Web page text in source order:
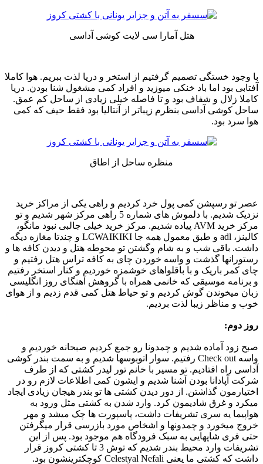
هتل آمارا سی لایت کوشی آداسی
با وجود خستگی تصمیم گرفتیم از استخر و دریا لذت ببریم. هوا کاملا
آفتابی بود اما باد خنکی میوزید و افراد کمی مشغول شنا بودن. دریا
کاملا زلال و شفاف بود و تا فاصله خیلی زیادی از ساحل کم عمق.
ساحل کوشی آداسی بنظرم زیباتر از آنتالیا بود فقط حیف که کمی
هوا سرد بود.
منظره ساحل از اطاق
عصر تو رسپشن کمی پول خرد کردیم و راهی یکی از مراکز خرید
نزدیک شدیم. با دلموش های شماره 5 راهی مرکز شهر شدیم و تو
مرکز خرید AVM پیاده شدیم. مرکز خرید خیلی جالبی نبود مانگو،
کالینز، adl و طبق معمول همه جا LCWAIKIKI و چندتا مغازه دیگه
داشت. باقی شب و به شام وگشتن تو محوطه هتل و دیدن کافه ها و
رستورانها گذشت و واسه خوردن چای به کافه تراس هتل رفتیم و
چای کمر باریک و با باقلواهای خوشمزه خوردیم و کنار استخر رفتیم
و برنامه موسیقی که خانمی همراه با گروهش آهنگای روز انگلیسی
زبان میخوندن گوش کردیم و تو حیاط هتل کمی قدم زدیم و از هوای
خوب و مناظر زیبا لذت بردیم.
روز دوم:
صبح زود آماده شدیم و چمدونا رو جمع کردیم صبحانه خوردیم و
واسه Check out رفتیم. سوار اتوبوسها شدیم و به سمت بندر کوشی
آداسی راه افتادیم. تو مسیر با خانم تور لیدر کشتی که از طرف
شرکت آپادانا بودن آشنا شدیم و ایشون کمی اطلاعات لازم رو در
اختیارمون گذاشتن. از دور دیدن کشتی ها تو بندر هیجان زیادی ایجاد
میکرد و غرق شادیمون کرد. وارد شدن به کشتی مثل ورود به
هواپیما یه سری تشریفات داشت، پاسپورت ها چک میشد و مهر
خروج میخورد و چمدونها و اشخاص مورد بازرسی قرار میگرفتن
حتی فری شاپهایی به سبک فرودگاه هم موجود بود. پس از این
تشریفات وارد محیط بندر شدیم که توش 3 تا کشتی کروز قرار
داشت که کشتی ما یعنی Celestyal Nefali کوچکترینشون بود.